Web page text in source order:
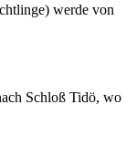
werde von
Schloß Tidö, wo